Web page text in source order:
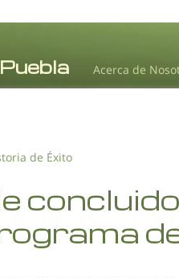
Acerca de
de Éxito